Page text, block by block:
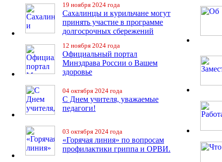
19 ноября 2024 года
Сахалинцы и курильчане могут
принять участие в программе
долгосрочных сбережений
12 ноября 2024 года
Официальный портал
Минздрава России о Вашем
здоровье
04 октября 2024 года
С Днем учителя, уважаемые
педагоги!
03 октября 2024 года
«Горячая линия» по вопросам
профилактики гриппа и ОРВИ.